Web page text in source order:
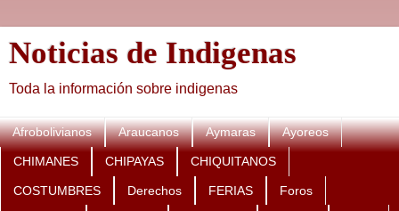
Noticias de Indigenas
Toda la información sobre indigenas
Afrobolivianos Araucanos Aymaras Ayoreos
CHIMANES CHIPAYAS CHIQUITANOS
COSTUMBRES Derechos FERIAS Foros